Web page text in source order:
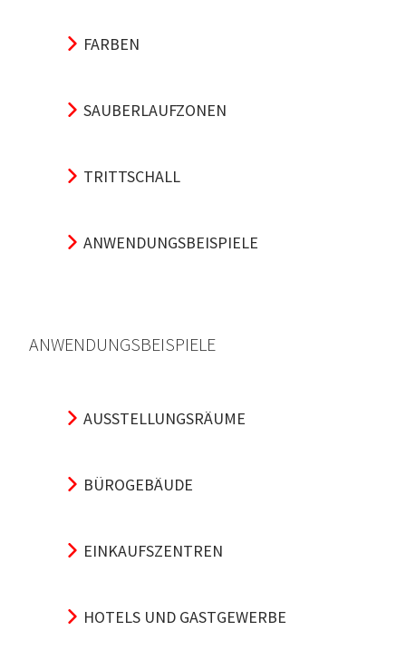
FARBEN
SAUBERLAUFZONEN
TRITTSCHALL
ANWENDUNGSBEISPIELE
ANWENDUNGSBEISPIELE
AUSSTELLUNGSRÄUME
BÜROGEBÄUDE
EINKAUFSZENTREN
HOTELS UND GASTGEWERBE